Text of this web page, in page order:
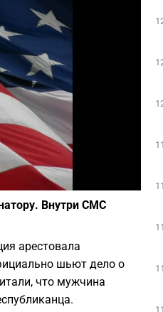
Dave Sherrill / Unsplash
Внутри СМС
арестовала
шьют дело о
что мужчина